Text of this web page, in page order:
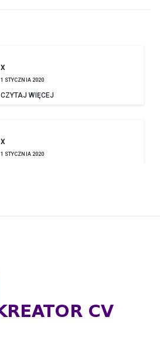
X
1 STYCZNIA 2020
CZYTAJ WIĘCEJ
X
1 STYCZNIA 2020